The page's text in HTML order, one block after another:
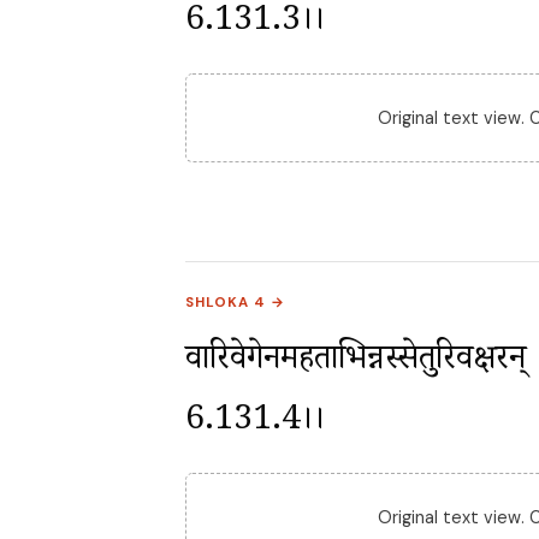
6.131.3।।
Original text view.
SHLOKA 4 →
6.131.4।।
Original text view.